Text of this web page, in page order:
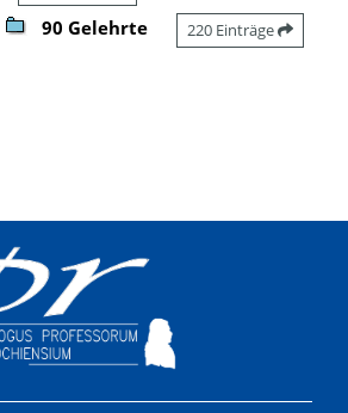
90 Gelehrte 220 Einträge